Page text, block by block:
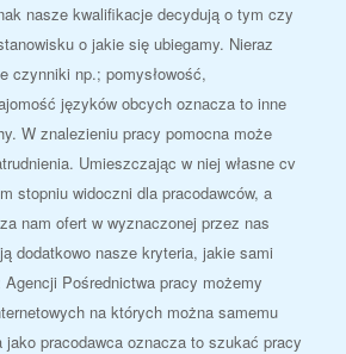
nasze kwalifikacje decydują o tym czy
o jakie się ubiegamy. Nieraz
czynniki np.; pomysłowość,
języków obcych oznacza to inne
W znalezieniu pracy pomocna może
Umieszczając w niej własne cv
stopniu widoczni dla pracodawców, a
nam ofert w wyznaczonej przez nas
dodatkowo nasze kryteria, jakie sami
Pośrednictwa pracy możemy
na których można samemu
jako pracodawca oznacza to szukać pracy